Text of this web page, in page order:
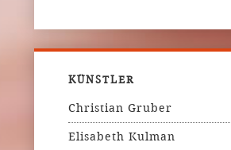
KÜNSTLER
Christian Gruber
Elisabeth Kulman